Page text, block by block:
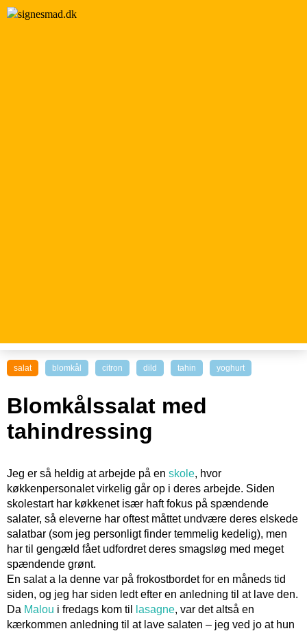
salat blomkål citron dild tahin yoghurt
Blomkålssalat med
tahindressing
Jeg er så heldig at arbejde på en skole, hvor
køkkenpersonalet virkelig går op i deres arbejde. Siden
skolestart har køkkenet især haft fokus på spændende
salater, så eleverne har oftest måttet undvære deres elskede
salatbar (som jeg personligt finder temmelig kedelig), men
har til gengæld fået udfordret deres smagsløg med meget
spændende grønt.
En salat a la denne var på frokostbordet for en måneds tid
siden, og jeg har siden ledt efter en anledning til at lave den.
Da Malou i fredags kom til lasagne, var det altså en
kærkommen anledning til at lave salaten – jeg ved jo at hun